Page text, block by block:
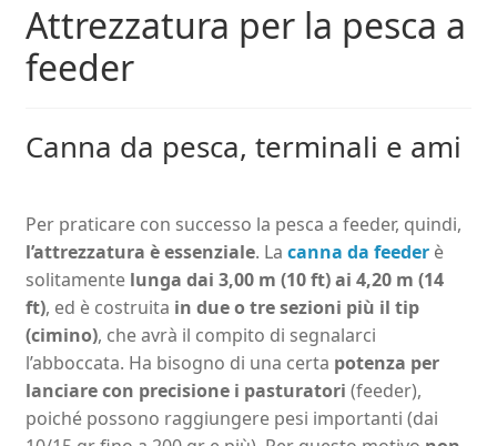
Attrezzatura per la pesca a
feeder
Canna da pesca, terminali e ami
Per praticare con successo la pesca a feeder, quindi,
l’attrezzatura è essenziale. La canna da feederè
solitamente lunga dai 3,00 m (10 ft) ai 4,20 m (14
ft), ed è costruita in due o tre sezioni più il tip
(cimino), che avrà il compito di segnalarci
l’abboccata. Ha bisogno di una certa potenza per
lanciare con precisione i pasturatori (feeder),
poiché possono raggiungere pesi importanti (dai